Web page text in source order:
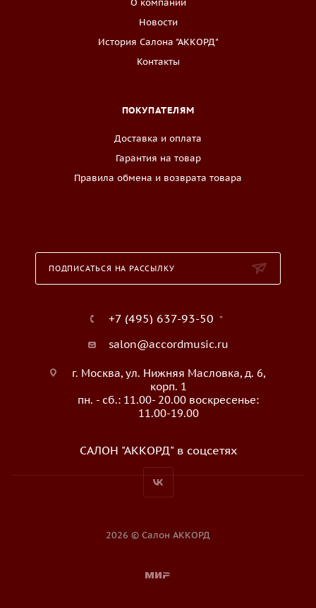
О компании
Новости
История Салона "АККОРД"
Контакты
ПОКУПАТЕЛЯМ
Доставка и оплата
Гарантия на товар
Правила обмена и возврата товара
ПОДПИСАТЬСЯ НА РАССЫЛКУ
+7 (495) 637-93-50
salon@accordmusic.ru
г. Москва, ул. Нижняя Масловка, д. 6,
корп. 1
пн. - сб.: 11.00- 20.00 воскресенье:
11.00-19.00
САЛОН "АККОРД" в соцсетях
2026 © Салон АККОРД